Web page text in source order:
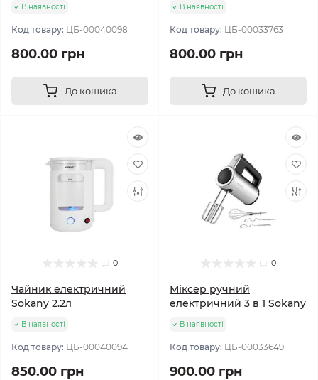
В наявності
Код товару: ЦБ-00040098
800.00 грн
До кошика
В наявності
Код товару: ЦБ-00033763
800.00 грн
До кошика
0
Чайник електричний
Sokany 2.2л
В наявності
Код товару: ЦБ-00040094
850.00 грн
0
Міксер ручний
електричний 3 в 1 Sokany
В наявності
Код товару: ЦБ-00033649
900.00 грн